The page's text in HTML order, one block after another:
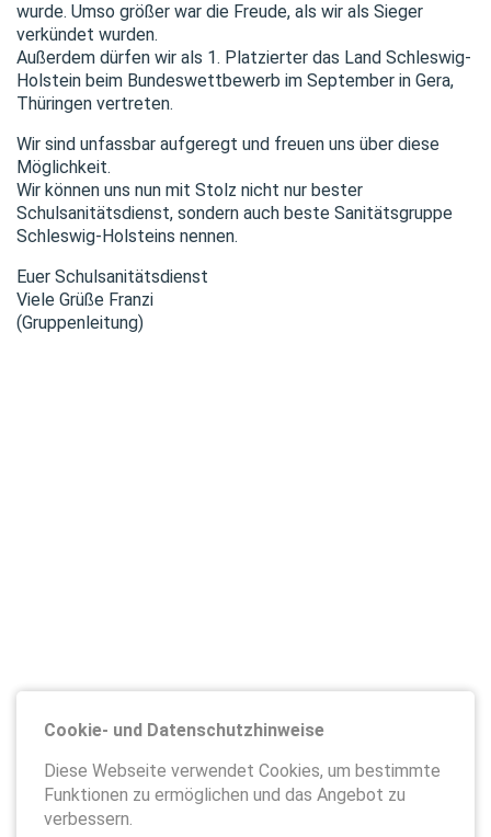
wurde. Umso größer war die Freude, als wir als Sieger
verkündet wurden.
Außerdem dürfen wir als 1. Platzierter das Land Schleswig-
Holstein beim Bundeswettbewerb im September in Gera,
Thüringen vertreten.
Wir sind unfassbar aufgeregt und freuen uns über diese
Möglichkeit.
Wir können uns nun mit Stolz nicht nur bester
Schulsanitätsdienst, sondern auch beste Sanitätsgruppe
Schleswig-Holsteins nennen.
Euer Schulsanitätsdienst
Viele Grüße Franzi
(Gruppenleitung)
Cookie- und Datenschutzhinweise
Diese Webseite verwendet Cookies, um bestimmte
Funktionen zu ermöglichen und das Angebot zu
verbessern.